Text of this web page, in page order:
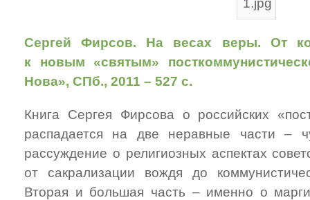
Сергей Фирсов. На весах веры. От
к новым «святым»
Нова», СПб., 2011 – 527 с.
Книга Сергея Фирсова о российских
распадается на две неравные части –
рассуждение о религиозных аспектах
от сакрализации вождя до
Вторая и большая часть – именно о